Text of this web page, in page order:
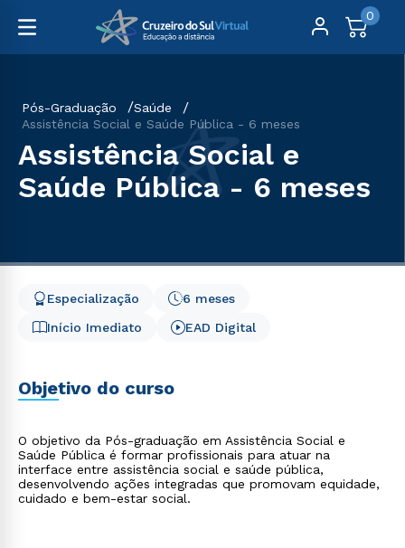
0
Pós-Graduação
Saúde
Assistência Social e Saúde Pública - 6 meses
Assistência Social e
Saúde Pública - 6 meses
Início Imediato
6 meses
Especialização
EAD Digital
Objetivo do curso
O objetivo da Pós-graduação em Assistência Social e
Saúde Pública é formar profissionais para atuar na
interface entre assistência social e saúde pública,
desenvolvendo ações integradas que promovam equidade,
cuidado e bem-estar social.